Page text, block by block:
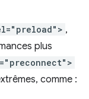
,
plus
comme :